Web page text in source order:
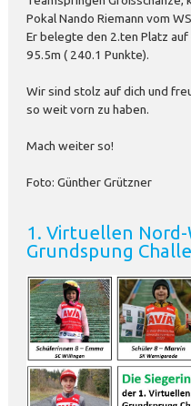
Pokal Nando Riemann vom
Er belegte den 2.ten Platz
95.5m ( 240.1 Punkte).
Wir sind stolz auf dich und
so weit vorn zu haben.
Mach weiter so!
Foto: Günther Grützner
1. Virtuellen
Grundspung